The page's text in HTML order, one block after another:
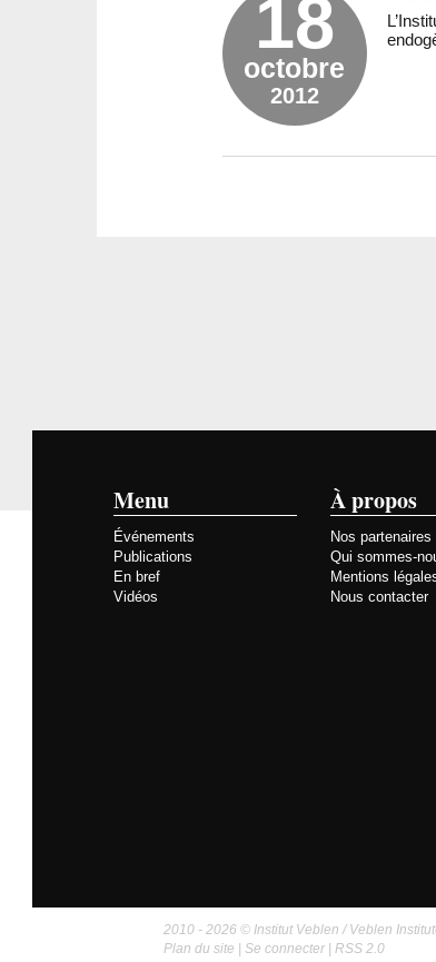
18
octobre
2012
Menu
Événements
Publications
En bref
Vidéos
À propos
Nos partenaires
Qui sommes-
Mentions
Nous contacter
2010 - 2026 © Institut Veblen / Veblen
Plan du site |Se connecter | RSS 2.0